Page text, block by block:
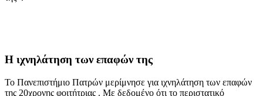
Η ιχνηλάτηση των επαφών της
Το Πανεπιστήμιο Πατρών μερίμνησε για ιχνηλάτηση των επαφών
της 20χρονης φοιτήτριας . Με δεδομένο ότι το περιστατικό